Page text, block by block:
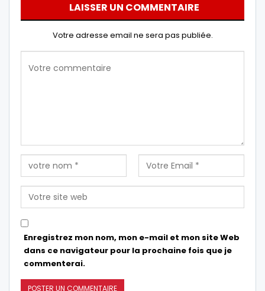
LAISSER UN COMMENTAIRE
Votre adresse email ne sera pas publiée.
Enregistrez mon nom, mon e-mail et mon site Web
dans ce navigateur pour la prochaine fois que je
commenterai.